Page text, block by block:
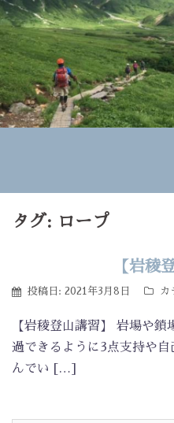
タグ: ロープ
【岩稜
投稿日: 2021年3月8日 カ
【岩稜登山講習】 岩場や
過できるように3点支持や
んでい […]